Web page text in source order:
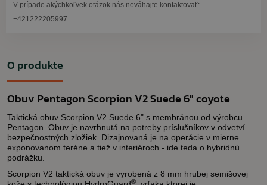
V prípade akýchkoľvek otázok nás neváhajte kontaktovať:
+421222205997
O produkte
Obuv Pentagon Scorpion V2 Suede 6" coyote
Taktická obuv Scorpion V2 Suede 6" s membránou od výrobcu
Pentagon. Obuv je navrhnutá na potreby príslušníkov v odvetví
bezpečnostných zložiek. Dizajnovaná je na operácie v mierne
exponovanom teréne a tiež v interiéroch - ide teda o hybridnú
podrážku.
Scorpion V2 taktická obuv je vyrobená z 8 mm hrubej semišovej
®